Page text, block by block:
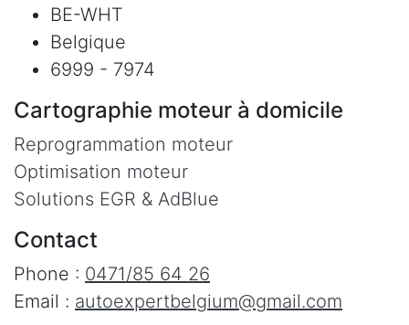
BE-WHT
Belgique
6999 - 7974
Cartographie moteur à domicile
Reprogrammation moteur
Optimisation moteur
Solutions EGR & AdBlue
Contact
Phone : 0471/85 64 26
Email : autoexpertbelgium@gmail.com